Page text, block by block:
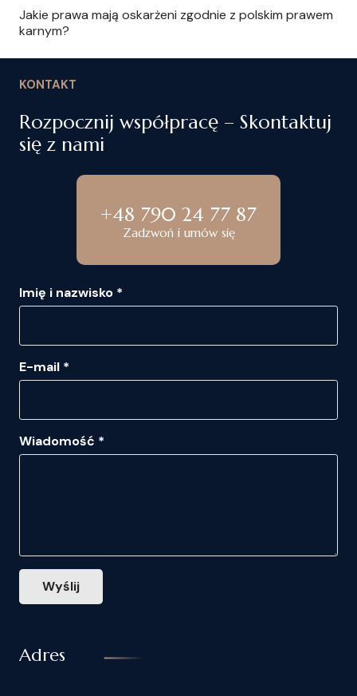
Jakie prawa mają oskarżeni zgodnie z polskim prawem
karnym?
KONTAKT
Rozpocznij współpracę – Skontaktuj
się z nami
+48 790 24 77 87
Zadzwoń i umów się
Imię i nazwisko *
E-mail *
Wiadomość *
Wyślij
Adres